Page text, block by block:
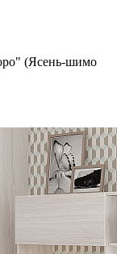
(Ясень-шимо